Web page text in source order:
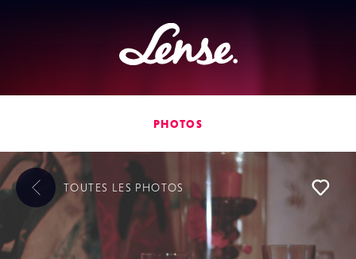
Lense
PHOTOS
TOUTES LES PHOTOS